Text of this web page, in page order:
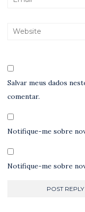
Salvar meus dados
comentar.
Notifique-me sobre
Notifique-me sobre